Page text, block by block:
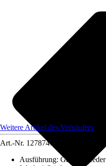
Weitere Artikel des Verkäufers
Art.-Nr. 12787470
Ausführung: Gasdruckfeder